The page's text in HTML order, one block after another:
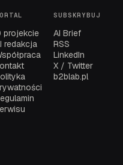
projekcie
redakcja
SUBSKRYBUJ
AI Brief
RSS
LinkedIn
X / Twitter
b2blab.pl